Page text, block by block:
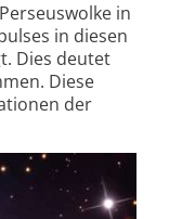
in
in diesen
Dies deutet
Diese
der